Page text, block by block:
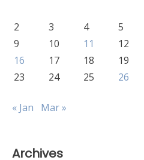
2
3 4 5
9
10 11 12
16
17 18 19
23
24 25 26
« Jan Mar »
Archives